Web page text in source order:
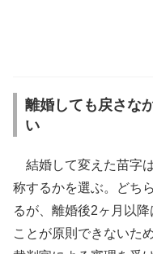
離婚しても戻さな
い
結婚して変えた苗字
称するかを選ぶ。どち
るが、離婚後2ヶ月以
ことが原則できないた